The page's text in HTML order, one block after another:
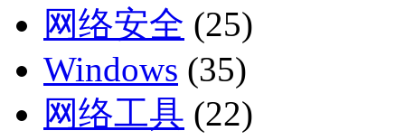
网络安全 (25)
Windows (35)
网络工具 (22)